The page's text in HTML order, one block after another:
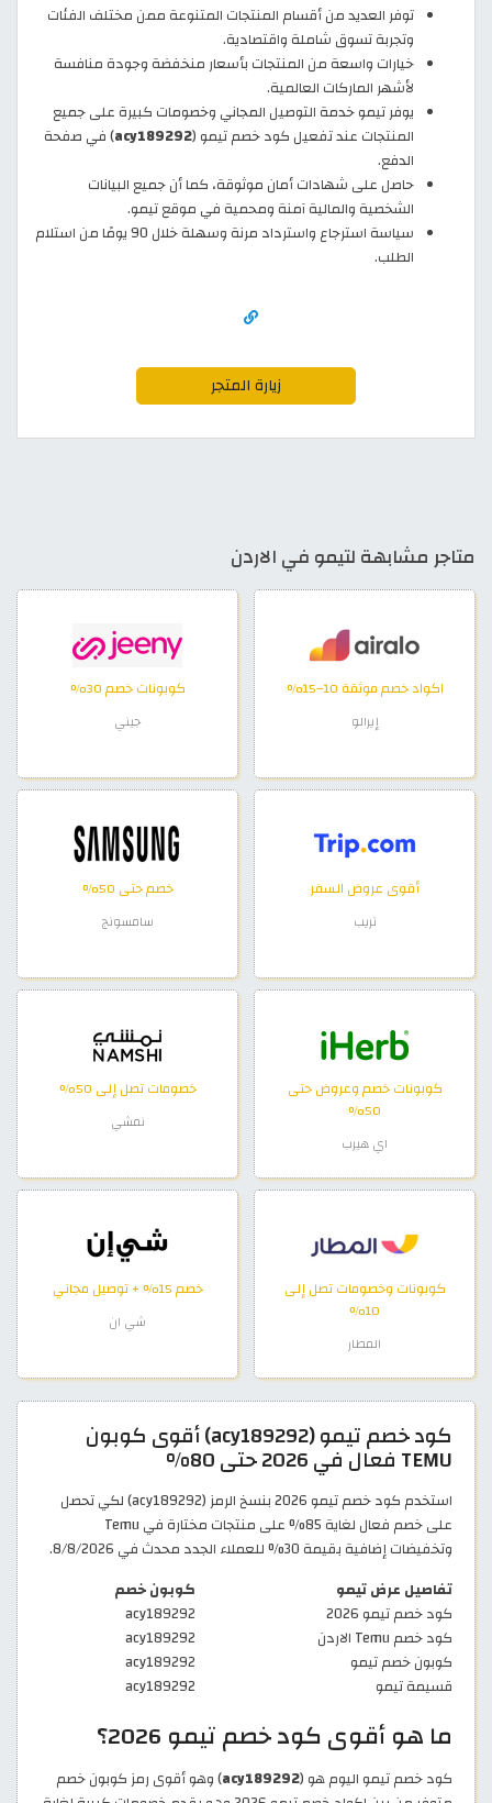
توفر العديد من أقسام المنتجات المتنوعة ممن مختلف الفئات
وتجربة تسوق شاملة واقتصادية.
خيارات واسعة من المنتجات بأسعار منخفضة وجودة منافسة
لأشهر الماركات العالمية.
يوفر تيمو خدمة التوصيل المجاني وخصومات كبيرة على جميع
المنتجات عند تفعيل كود خصم تيمو (acy189292) في صفحة
الدفع.
حاصل على شهادات أمان موثوقة، كما أن جميع البيانات
الشخصية والمالية آمنة ومحمية في موقع تيمو.
سياسة استرجاع واسترداد مرنة وسهلة خلال 90 يومًا من استلام
الطلب.
زيارة المتجر
متاجر مشابهة لتيمو في الاردن
اكواد خصم موثقة 10–15%
إيرالو
كوبونات خصم 30%
جيني
أقوى عروض السفر
تريب
خصم حتى 50%
سامسونج
كوبونات خصم وعروض حتى
50%
اي هيرب
خصومات تصل إلى 50%
نمشي
كوبونات وخصومات تصل إلى
10%
المطار
خصم 15% + توصيل مجاني
شي ان
كود خصم تيمو (acy189292) أقوى كوبون
TEMU فعال في 2026 حتى 80%
استخدم كود خصم تيمو 2026 بنسخ الرمز (acy189292) لكي تحصل
على خصم فعال لغاية 85% على منتجات مختارة في Temu
وتخفيضات إضافية بقيمة 30% للعملاء الجدد محدث في 8/8/2026.
تفاصيل عرض تيمو
كوبون خصم
كود خصم تيمو 2026
acy189292
كود خصم Temu الاردن
acy189292
كوبون خصم تيمو
acy189292
قسيمة تيمو
acy189292
ما هو أقوى كود خصم تيمو 2026؟
كود خصم تيمو اليوم هو (acy189292) وهو أقوى رمز كوبون خصم